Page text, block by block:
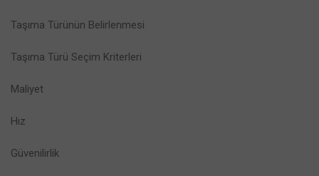
Taşıma Türünün Belirlenmesi
Taşıma Türü Seçim Kriterleri
Maliyet
Hız
Güvenilirlik